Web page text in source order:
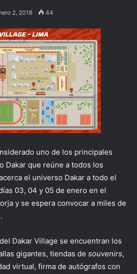
2, 2018 44
uno de los principales
Dakar que reúne a todos los
el universo Dakar a todo el
03, 04 y 05 de enero en el
y se espera convocar a miles de
Dakar Village se encuentran los
gigantes, tiendas de souvenirs,
virtual, firma de autógrafos con